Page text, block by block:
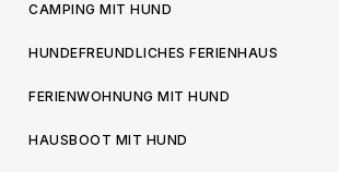
CAMPING MIT HUND
HUNDEFREUNDLICHES FERIENHAUS
FERIENWOHNUNG MIT HUND
HAUSBOOT MIT HUND